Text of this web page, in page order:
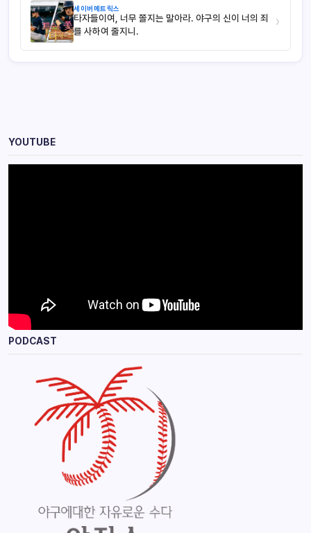
세이버메트릭스
타자들이여, 너무 쫄지는 말아라. 야구의 신이 너의 죄
를 사하여 줄지니.
›
YOUTUBE
PODCAST